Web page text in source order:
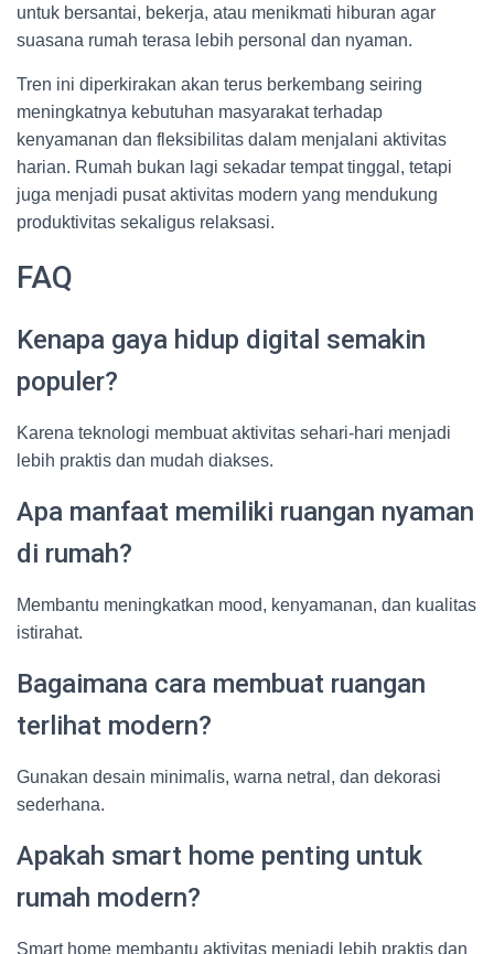
untuk bersantai, bekerja, atau menikmati hiburan agar
suasana rumah terasa lebih personal dan nyaman.
Tren ini diperkirakan akan terus berkembang seiring
meningkatnya kebutuhan masyarakat terhadap
kenyamanan dan fleksibilitas dalam menjalani aktivitas
harian. Rumah bukan lagi sekadar tempat tinggal, tetapi
juga menjadi pusat aktivitas modern yang mendukung
produktivitas sekaligus relaksasi.
FAQ
Kenapa gaya hidup digital semakin
populer?
Karena teknologi membuat aktivitas sehari-hari menjadi
lebih praktis dan mudah diakses.
Apa manfaat memiliki ruangan nyaman
di rumah?
Membantu meningkatkan mood, kenyamanan, dan kualitas
istirahat.
Bagaimana cara membuat ruangan
terlihat modern?
Gunakan desain minimalis, warna netral, dan dekorasi
sederhana.
Apakah smart home penting untuk
rumah modern?
Smart home membantu aktivitas menjadi lebih praktis dan